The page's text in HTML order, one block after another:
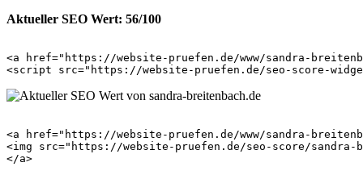
Aktueller SEO Wert: 56/100
<a href="https://website-pruefen.de/www/sandra-
<a href="https://website-pruefen.de/www/sandra-
<img src="https://website-pruefen.de/seo-score/sandra-